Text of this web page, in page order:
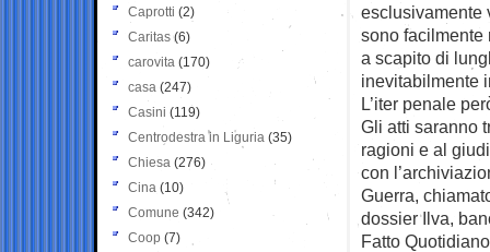
esclusivamente
sono facilmente
a scapito di
inevitabilmente
L’iter penale
Gli atti saranno
ragioni e al
con
Guerra,
dossier Ilva,
Fatto
Caprotti (2)
Caritas (6)
carovita (170)
casa (247)
Casini (119)
Centrodestra in Liguria (35)
Chiesa (276)
Cina (10)
Comune (342)
Coop (7)